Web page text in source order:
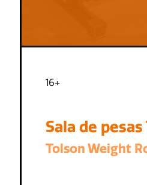
16+
Sala de
Tolson Weight